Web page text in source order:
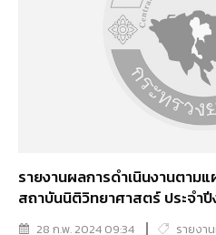
รายงานผลการดำเนินงานตา
สถาบันนิติวิทยาศาสตร์ ประจำ
28 ก.พ. 2024 09:34 รายงา